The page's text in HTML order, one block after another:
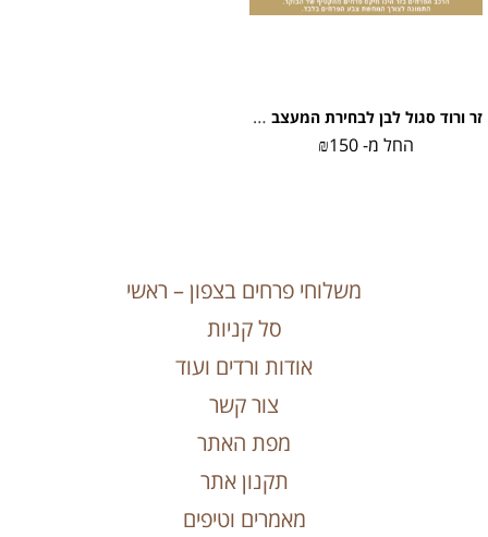
זר ורוד סגול לבן לבחירת המעצב (תמונה להמחשה)
החל מ-
₪150
משלוחי פרחים בצפון – ראשי
סל קניות
אודות ורדים ועוד
צור קשר
מפת האתר
תקנון אתר
מאמרים וטיפים